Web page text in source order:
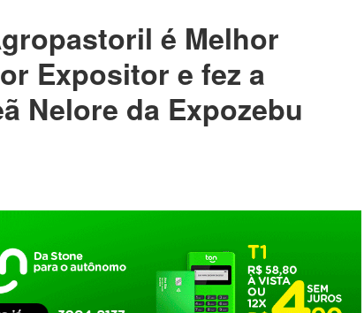
é Melhor
Expositor e fez a
Nelore da Expozebu